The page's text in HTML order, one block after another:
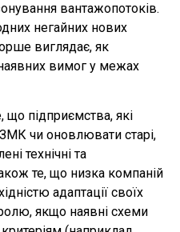
вантажопотоків.
негайних нових
виглядає, як
вимог у межах
підприємства, які
чи оновлювати старі,
технічні та
те, що низка компаній
адаптації своїх
якщо наявні схеми